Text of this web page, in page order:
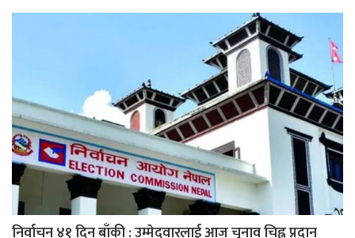
निर्वाचन ४१ दिन बाँकी : उम्मेदवारलाई आज चुनाव चिह्न प्रदान